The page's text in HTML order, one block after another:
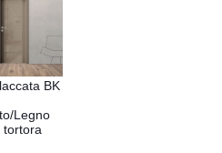
BK
Legno
tortora